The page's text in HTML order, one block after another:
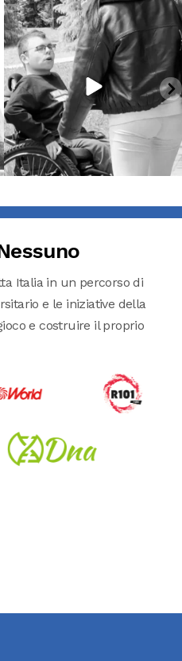
Giu 16
6966 381
Italia in un percorso di
e le iniziative della
e costruire il proprio